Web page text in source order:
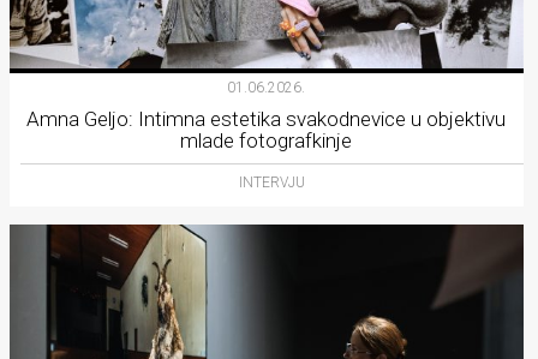
01.06.2026.
Amna Geljo: Intimna estetika svakodnevice u objektivu
mlade fotografkinje
INTERVJU